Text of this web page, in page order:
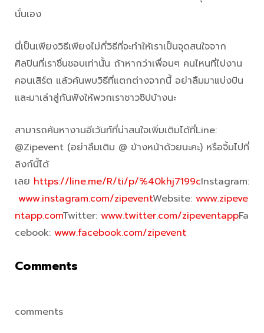
นั่นเอง
นี่เป็นเพียงวิธีเพียงไม่กี่วิธีที่จะทำให้เราเป็นจุดสนใจจาก
ศิลปินที่เราชื่นชอบเท่านั้น ถ้าหากว่าเพื่อนๆ คนไหนที่ไปงาน
คอนเสิร์ต แล้วค้นพบวิธีที่แตกต่างจากนี้ อย่าลืมมาแบ่งปัน
และมาเล่าสู่กันฟังให้พวกเราชาวซิปบ้างนะ
สามารถค้นหางานอีเว้นท์ที่น่าสนใจเพิ่มเติมได้ที่Line:
@Zipevent (อย่าลืมเติม @ ข้างหน้าด้วยนะคะ) หรือจิ้มไปที่
ลิงก์นี้ได้
เลย https://line.me/R/ti/p/%40khj7199cInstagram:
www.instagram.com/zipeventWebsite: www.zipeve
ntapp.comTwitter: www.twitter.com/zipeventappFa
cebook: www.facebook.com/zipevent
Comments
comments